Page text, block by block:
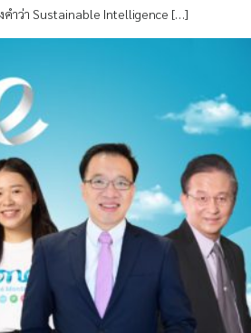
ำว่า Sustainable Intelligence […]